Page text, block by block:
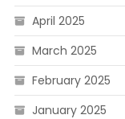
April 2025
March 2025
February 2025
January 2025